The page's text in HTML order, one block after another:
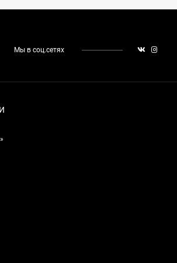
Мы в соц.сетях